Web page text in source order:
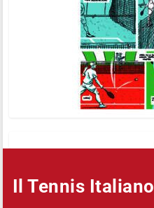
Il Tennis Italiano